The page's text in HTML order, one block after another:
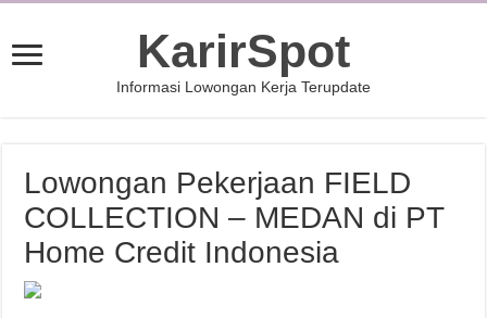
KarirSpot
Informasi Lowongan Kerja Terupdate
Lowongan Pekerjaan FIELD
COLLECTION – MEDAN di PT
Home Credit Indonesia